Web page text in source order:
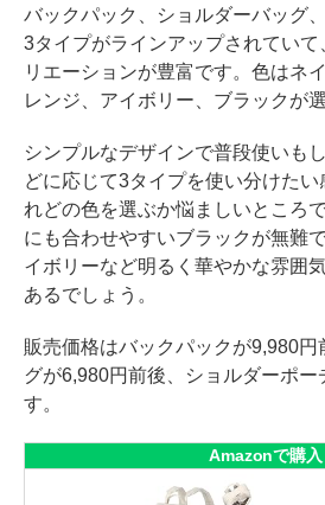
バックパック、ショルダーバッグ
3タイプがラインアップされてい
リエーションが豊富です。色はネ
レンジ、アイボリー、ブラックが選
シンプルなデザインで普段使いも
どに応じて3タイプを使い分けた
れどの色を選ぶか悩ましいところ
にも合わせやすいブラックが無難
イボリーなど明るく華やかな雰囲
あるでしょう。
販売価格はバックパックが9,980円
グが6,980円前後、ショルダーポー
す。
Amazonで購入